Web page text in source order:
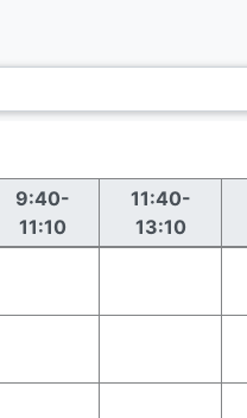
9:40-
11:10
11:40-
13:10